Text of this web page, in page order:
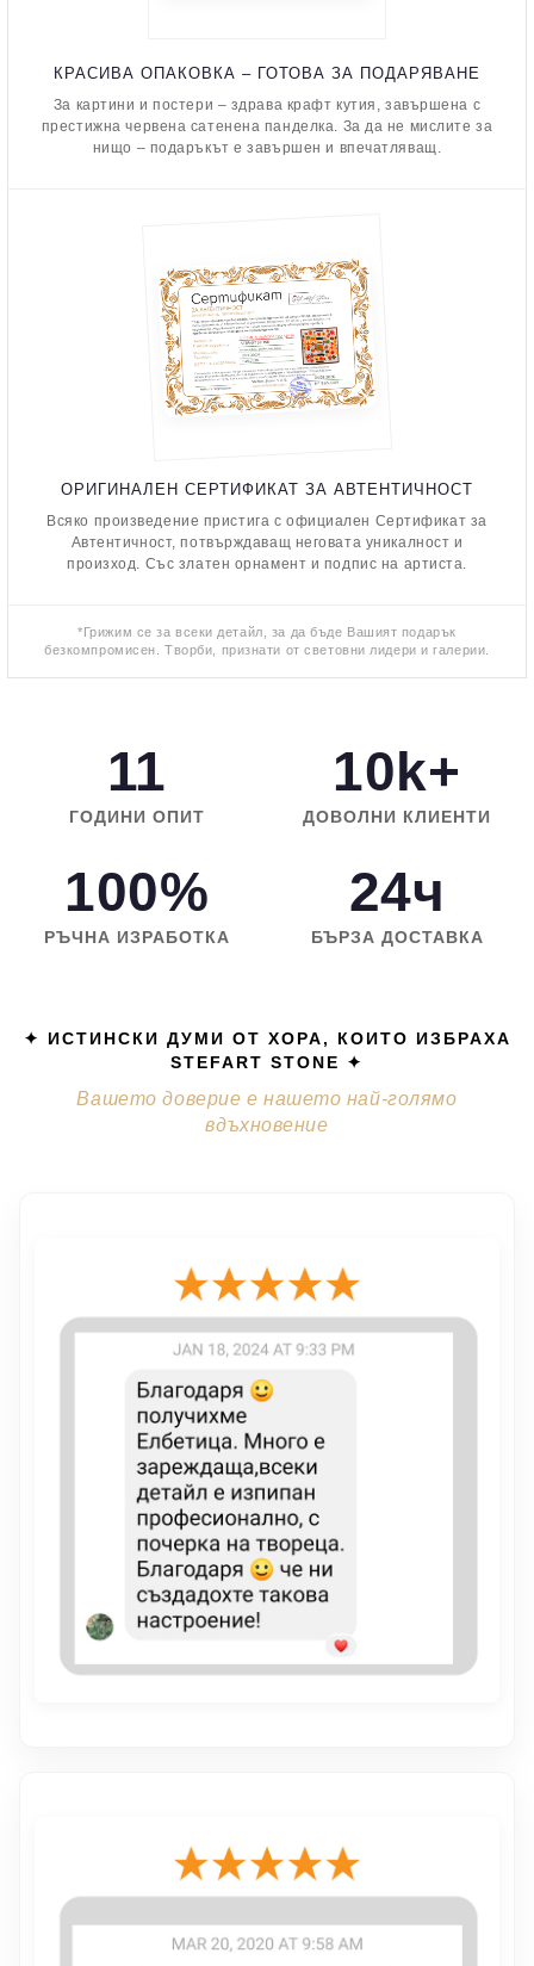
КРАСИВА ОПАКОВКА – ГОТОВА ЗА ПОДАРЯВАНЕ
За картини и постери – здрава крафт кутия, завършена с
престижна червена сатенена панделка. За да не мислите за
нищо – подаръкът е завършен и впечатляващ.
ОРИГИНАЛЕН СЕРТИФИКАТ ЗА АВТЕНТИЧНОСТ
Всяко произведение пристига с официален Сертификат за
Автентичност, потвърждаващ неговата уникалност и
произход. Със златен орнамент и подпис на артиста.
*Грижим се за всеки детайл, за да бъде Вашият подарък
безкомпромисен. Творби, признати от световни лидери и галерии.
11
ГОДИНИ ОПИТ
10k+
ДОВОЛНИ КЛИЕНТИ
100%
РЪЧНА ИЗРАБОТКА
24ч
БЪРЗА ДОСТАВКА
✦ ИСТИНСКИ ДУМИ ОТ ХОРА, КОИТО ИЗБРАХА
STEFART STONE ✦
Вашето доверие е нашето най-голямо
вдъхновение